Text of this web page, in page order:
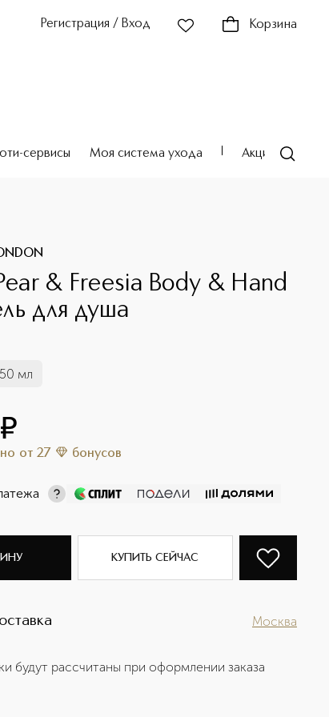
Регистрация / Вход Корзина
сервисы Моя система ухода Акции
& Freesia Body & Hand
для душа
мл
¤
от 27 бонусов
КУПИТЬ СЕЙЧАС
Москва
будут рассчитаны при оформлении заказа